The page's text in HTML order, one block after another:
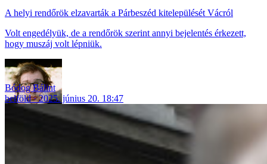
A helyi rendőrök elzavarták a Párbeszéd kitelepülését Vácról
Volt engedélyük, de a rendőrök szerint annyi bejelentés érkezett,
hogy muszáj volt lépniük.
Bódog Bálint
belföld
2025. június 20. 18:47